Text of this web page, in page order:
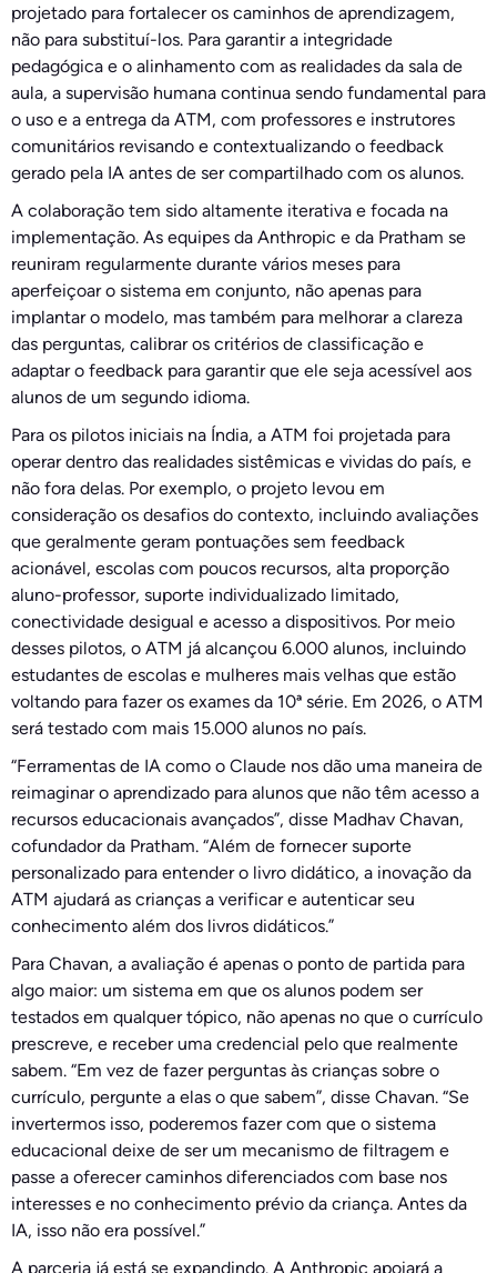
projetado para fortalecer os caminhos de aprendizagem,
não para substituí-los. Para garantir a integridade
pedagógica e o alinhamento com as realidades da sala de
aula, a supervisão humana continua sendo fundamental para
o uso e a entrega da ATM, com professores e instrutores
comunitários revisando e contextualizando o feedback
gerado pela IA antes de ser compartilhado com os alunos.
A colaboração tem sido altamente iterativa e focada na
implementação. As equipes da Anthropic e da Pratham se
reuniram regularmente durante vários meses para
aperfeiçoar o sistema em conjunto, não apenas para
implantar o modelo, mas também para melhorar a clareza
das perguntas, calibrar os critérios de classificação e
adaptar o feedback para garantir que ele seja acessível aos
alunos de um segundo idioma.
Para os pilotos iniciais na Índia, a ATM foi projetada para
operar dentro das realidades sistêmicas e vividas do país, e
não fora delas. Por exemplo, o projeto levou em
consideração os desafios do contexto, incluindo avaliações
que geralmente geram pontuações sem feedback
acionável, escolas com poucos recursos, alta proporção
aluno-professor, suporte individualizado limitado,
conectividade desigual e acesso a dispositivos. Por meio
desses pilotos, o ATM já alcançou 6.000 alunos, incluindo
estudantes de escolas e mulheres mais velhas que estão
voltando para fazer os exames da 10ª série. Em 2026, o ATM
será testado com mais 15.000 alunos no país.
“Ferramentas de IA como o Claude nos dão uma maneira de
reimaginar o aprendizado para alunos que não têm acesso a
recursos educacionais avançados”, disse Madhav Chavan,
cofundador da Pratham. “Além de fornecer suporte
personalizado para entender o livro didático, a inovação da
ATM ajudará as crianças a verificar e autenticar seu
conhecimento além dos livros didáticos.”
Para Chavan, a avaliação é apenas o ponto de partida para
algo maior: um sistema em que os alunos podem ser
testados em qualquer tópico, não apenas no que o currículo
prescreve, e receber uma credencial pelo que realmente
sabem. “Em vez de fazer perguntas às crianças sobre o
currículo, pergunte a elas o que sabem”, disse Chavan. “Se
invertermos isso, poderemos fazer com que o sistema
educacional deixe de ser um mecanismo de filtragem e
passe a oferecer caminhos diferenciados com base nos
interesses e no conhecimento prévio da criança. Antes da
IA, isso não era possível.”
A parceria já está se expandindo. A Anthropic apoiará a